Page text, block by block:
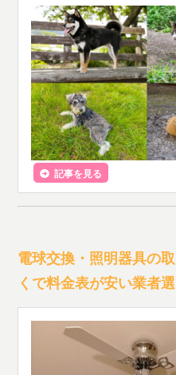
記事を見る
電球交換・照明器具の
くで料金表が安い業者